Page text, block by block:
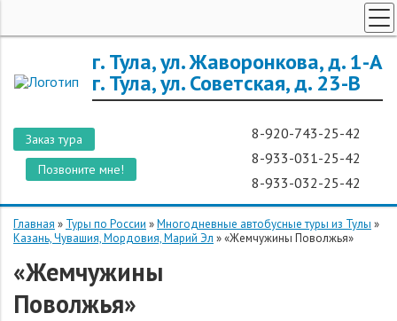
г. Тула, ул. Жаворонкова, д. 1-А
г. Тула, ул. Советская, д. 23-В
Заказ тура
Позвоните мне!
8-920-743-25-42
8-933-031-25-42
8-933-032-25-42
ЗАРУБЕЖНЫЕ ТУРЫ
О КОМПАНИИ
Главная » Туры по России »Многодневные автобусные туры из Тулы »
Казань, Чувашия, Мордовия, Марий Эл »«Жемчужины Поволжья»
«Жемчужины
Поволжья»